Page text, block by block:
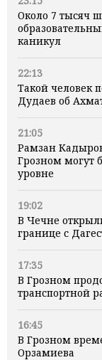
Около 7 тысяч
каникул
22:13
Такой человек
Дудаев об
21:05
Рамзан
Грозном могут
уровне
19:02
В Чечне
границе с
17:35
В Грозном
транспортной
16:45
В Грозном
Орзамиева